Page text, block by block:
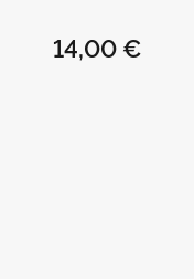
BLANCA - M
14,00 €